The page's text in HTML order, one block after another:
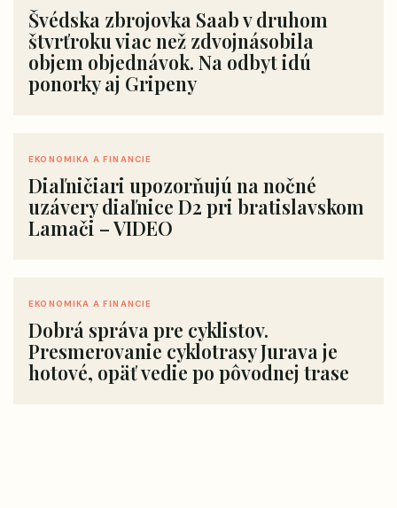
Švédska zbrojovka Saab v druhom
štvrťroku viac než zdvojnásobila
objem objednávok. Na odbyt idú
ponorky aj Gripeny
EKONOMIKA A FINANCIE
Diaľničiari upozorňujú na nočné
uzávery diaľnice D2 pri bratislavskom
Lamači – VIDEO
EKONOMIKA A FINANCIE
Dobrá správa pre cyklistov.
Presmerovanie cyklotrasy Jurava je
hotové, opäť vedie po pôvodnej trase